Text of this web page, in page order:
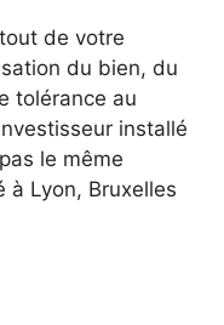
de votre
du bien, du
tolérance au
installé
le même
à Lyon, Bruxelles